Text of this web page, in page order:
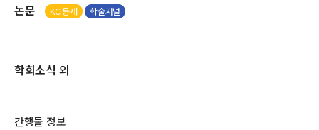
논문 KCI등재 학술저널
학회소식 외
간행물 정보